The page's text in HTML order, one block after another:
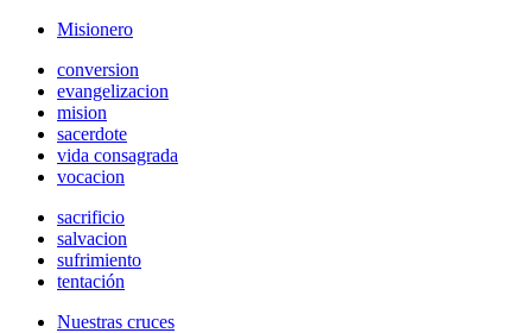
Misionero
conversion
evangelizacion
mision
sacerdote
vida consagrada
vocacion
sacrificio
salvacion
sufrimiento
tentación
Nuestras cruces